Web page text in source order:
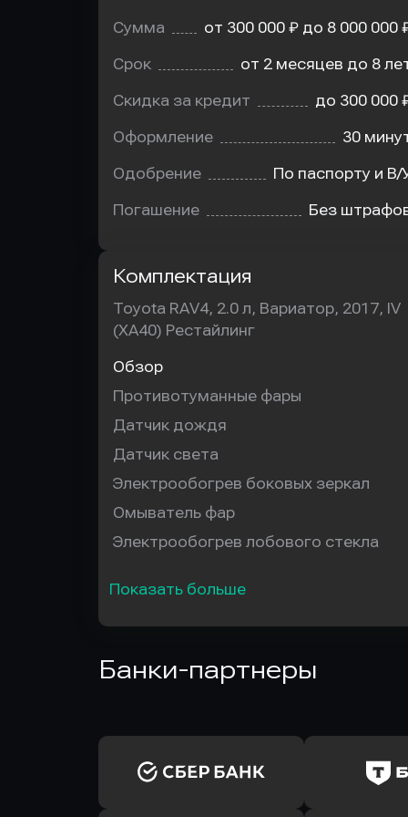
Сумма от 300 000 ₽ до 8 000 000
Срок от 2 месяцев до 8
Скидка за кредит до 300 000
Оформление 30
Одобрение По паспорту и В/
Погашение Без
Комплектация
Toyota RAV4, 2.0 л, Вариатор, 2017, IV
(XA40) Рестайлинг
Обзор
Противотуманные фары
Датчик дождя
Датчик света
Электрообогрев боковых зеркал
Омыватель фар
Электрообогрев лобового стекла
Показать больше
Банки-партнеры